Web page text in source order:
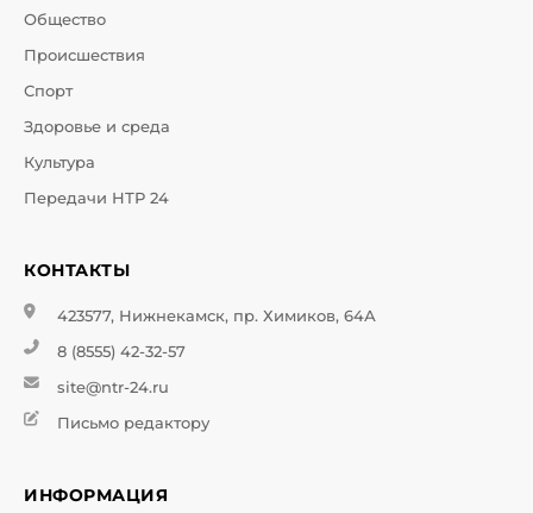
Общество
Происшествия
Спорт
Здоровье и среда
Культура
Передачи НТР 24
КОНТАКТЫ
423577, Нижнекамск, пр. Химиков, 64А
8 (8555) 42-32-57
site@ntr-24.ru
Письмо редактору
ИНФОРМАЦИЯ